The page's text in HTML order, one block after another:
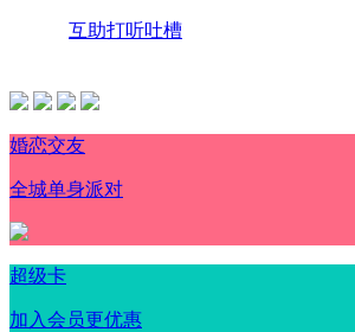
互助打听吐槽
婚恋交友
全城单身派对
超级卡
加入会员更优惠